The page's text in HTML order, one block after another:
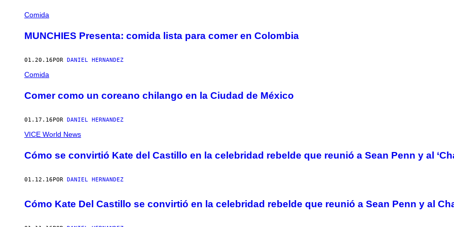
POSTS
BY
THIS
AUTHOR
Comida
MUNCHIES Presenta: comida lista para comer en Colombia
01.20.16 POR DANIEL HERNANDEZ
Comida
Comer como un coreano chilango en la Ciudad de México
01.17.16 POR DANIEL HERNANDEZ
VICE World News
Cómo se convirtió Kate del Castillo en la celebridad rebelde que reunió a Sean Penn y al
01.12.16 POR DANIEL HERNANDEZ
Cómo Kate Del Castillo se convirtió en la celebridad rebelde que reunió a Sean Penn y al